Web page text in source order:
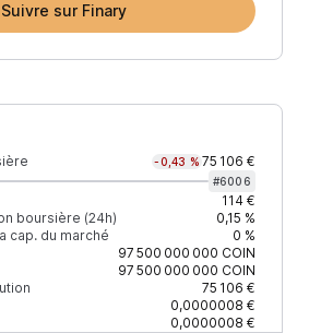
Suivre sur Finary
-0,43 % 75 106 €
#6006
114 €
boursière (24h)
0,15 %
cap. du marché
0 %
97 500 000 000 COIN
97 500 000 000 COIN
75 106 €
0,0000008 €
0,0000008 €